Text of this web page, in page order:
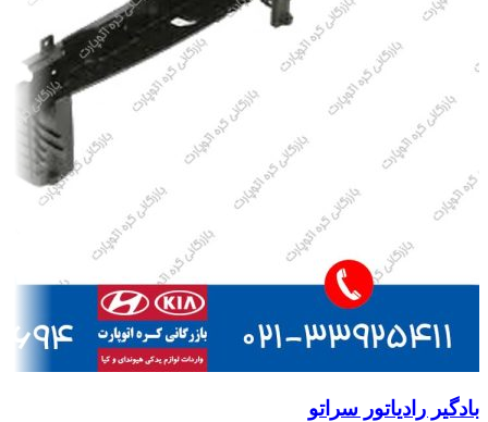
بادگیر رادیاتور سراتو